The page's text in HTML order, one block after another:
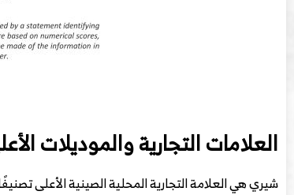
العلامات التجارية والموديلات